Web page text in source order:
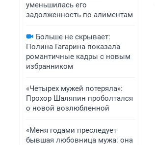
уменьшилась его
задолженность по алиментам
Больше не скрывает:
Полина Гагарина показала
романтичные кадры с новым
избранником
«Четырех мужей потеряла»:
Прохор Шаляпин проболтался
о новой возлюбленной
«Меня годами преследует
бывшая любовница мужа: она